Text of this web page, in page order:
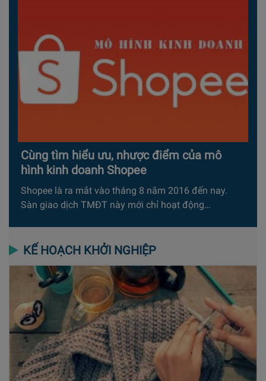
Cùng tìm hiểu ưu, nhược điểm của mô
hình kinh doanh Shopee
Shopee là ra mắt vào tháng 8 năm 2016 đến nay.
Sàn giao dịch TMĐT này mới chỉ hoạt động…
KẾ HOẠCH KHỞI NGHIỆP